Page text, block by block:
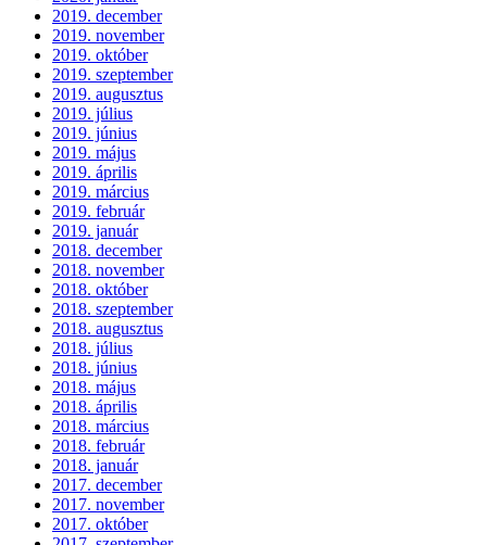
2019. december
2019. november
2019. október
2019. szeptember
2019. augusztus
2019. július
2019. június
2019. május
2019. április
2019. március
2019. február
2019. január
2018. december
2018. november
2018. október
2018. szeptember
2018. augusztus
2018. július
2018. június
2018. május
2018. április
2018. március
2018. február
2018. január
2017. december
2017. november
2017. október